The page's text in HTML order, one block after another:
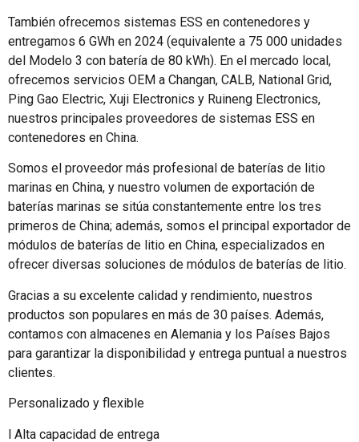
También ofrecemos sistemas ESS en contenedores y
entregamos 6 GWh en 2024 (equivalente a 75 000 unidades
del Modelo 3 con batería de 80 kWh). En el mercado local,
ofrecemos servicios OEM a Changan, CALB, National Grid,
Ping Gao Electric, Xuji Electronics y Ruineng Electronics,
nuestros principales proveedores de sistemas ESS en
contenedores en China.
Somos el proveedor más profesional de baterías de litio
marinas en China, y nuestro volumen de exportación de
baterías marinas se sitúa constantemente entre los tres
primeros de China; además, somos el principal exportador de
módulos de baterías de litio en China, especializados en
ofrecer diversas soluciones de módulos de baterías de litio.
Gracias a su excelente calidad y rendimiento, nuestros
productos son populares en más de 30 países. Además,
contamos con almacenes en Alemania y los Países Bajos
para garantizar la disponibilidad y entrega puntual a nuestros
clientes.
Personalizado y flexible
l Alta capacidad de entrega